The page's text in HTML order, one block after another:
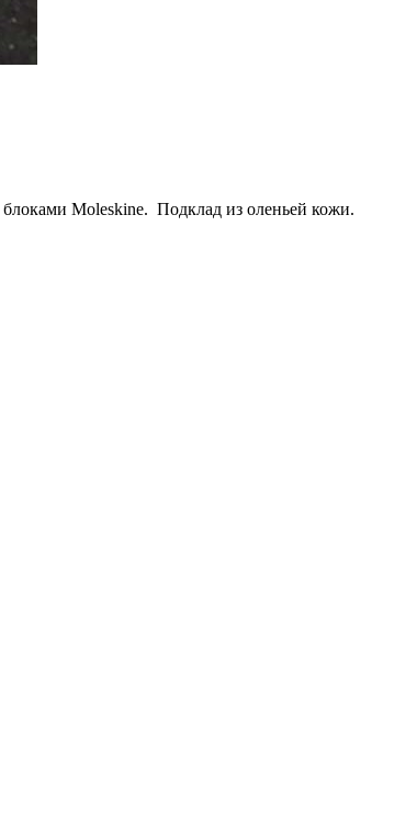
Moleskine. Подклад из оленьей кожи.